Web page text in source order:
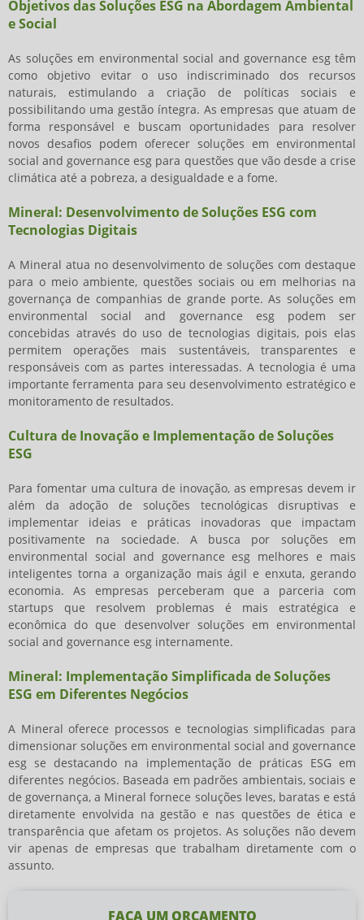
Objetivos das Soluções ESG na Abordagem Ambiental
e Social
As soluções em environmental social and governance esgtêm
como objetivo evitar o uso indiscriminado dos recursos
naturais, estimulando a criação de políticas sociais e
possibilitando uma gestão íntegra. As empresas que atuam de
forma responsável e buscam oportunidades para resolver
novos desafios podem oferecer soluções em environmental
social and governance esg para questões que vão desde a crise
climática até a pobreza, a desigualdade e a fome.
Mineral: Desenvolvimento de Soluções ESG com
Tecnologias Digitais
A Mineral atua no desenvolvimento de soluções com destaque
para o meio ambiente, questões sociais ou em melhorias na
governança de companhias de grande porte. As soluções em
environmental social and governance esgpodem ser
concebidas através do uso de tecnologias digitais, pois elas
permitem operações mais sustentáveis, transparentes e
responsáveis com as partes interessadas. A tecnologia é uma
importante ferramenta para seu desenvolvimento estratégico e
monitoramento de resultados.
Cultura de Inovação e Implementação de Soluções
ESG
Para fomentar uma cultura de inovação, as empresas devem ir
além da adoção de soluções tecnológicas disruptivas e
implementar ideias e práticas inovadoras que impactam
positivamente na sociedade. A busca por soluções em
environmental social and governance esg melhores e mais
inteligentes torna a organização mais ágil e enxuta, gerando
economia. As empresas perceberam que a parceria com
startups que resolvem problemas é mais estratégica e
econômica do que desenvolver soluções em environmental
social and governance esg internamente.
Mineral: Implementação Simplificada de Soluções
ESG em Diferentes Negócios
A Mineral oferece processos e tecnologias simplificadas para
dimensionar soluções em environmental social and governance
esg se destacando na implementação de práticas ESG em
diferentes negócios. Baseada em padrões ambientais, sociais e
de governança, a Mineral fornece soluções leves, baratas e está
diretamente envolvida na gestão e nas questões de ética e
transparência que afetam os projetos. As soluções não devem
vir apenas de empresas que trabalham diretamente com o
assunto.
FAÇA UM ORÇAMENTO